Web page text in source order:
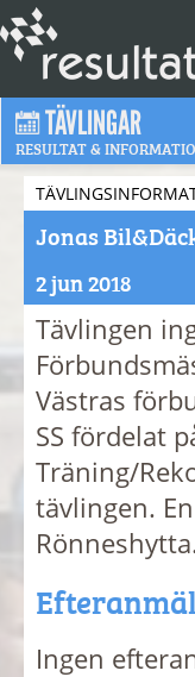
TÄVLINGAR
RESULTAT &
Jonas
2 jun 2018
Tävlingen
Västras
SS fördelat
Träning/
tävlingen.
Ingen